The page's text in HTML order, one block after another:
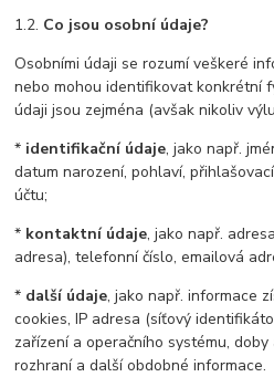
1.2. Co jsou osobní údaje?
Osobními údaji se rozumí veškeré
nebo mohou identifikovat konkrétní
údaji jsou zejména (avšak nikoliv
* identifikační údaje, jako např.
datum narození, pohlaví,
účtu;
* kontaktní údaje, jako např.
adresa), telefonní číslo, emailová
* další údaje, jako např. informace
cookies, IP adresa (síťový
zařízení a operačního systému,
rozhraní a další obdobné informace.